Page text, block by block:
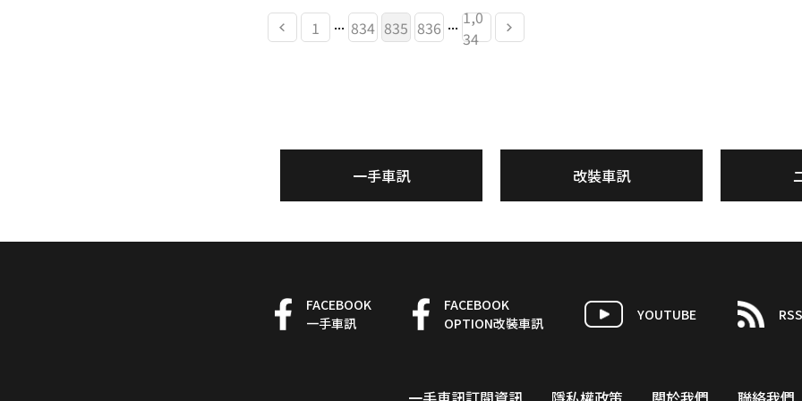
1 ... 834 835 836 ... 1,0
34
一手車訊 改裝車訊
FACEBOOK
一手車訊
FACEBOOK
OPTION改裝車訊
YOUTUBE RSS